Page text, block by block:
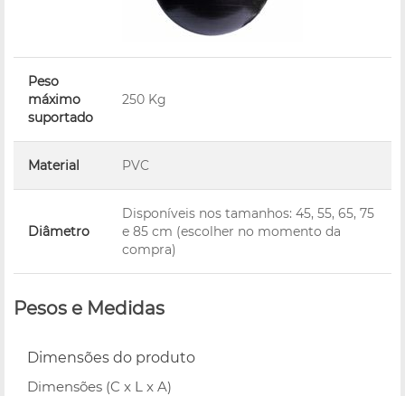
Peso
máximo
suportado
250 Kg
Material PVC
Diâmetro
Disponíveis nos tamanhos: 45, 55, 65, 75
e 85 cm (escolher no momento da
compra)
Pesos e Medidas
Dimensões do produto
Dimensões (C x L x A)